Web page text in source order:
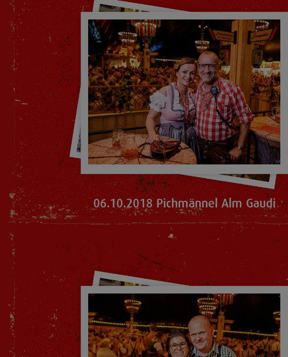
06.10.2018 Pichmännel Alm Gaudi